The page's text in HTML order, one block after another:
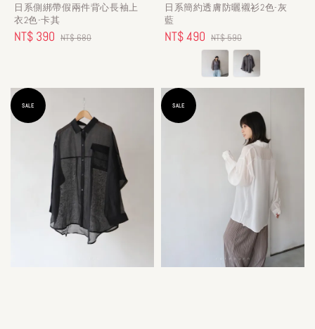
日系側綁帶假兩件背心長袖上
衣2色-卡其
Sale
NT$ 390 Regular
NT$ 680
日系簡約透膚防曬襯衫2色-灰
藍
Sale
NT$ 490 Regular
price
NT$ 590
SALE SALE